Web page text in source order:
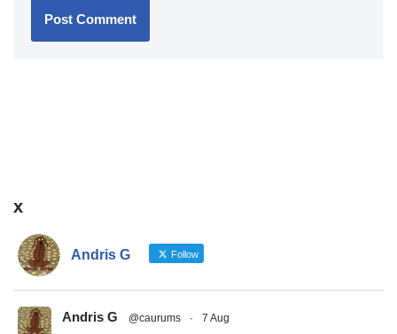
x
Andris G Follow
Andris G @caurums · 7 Aug